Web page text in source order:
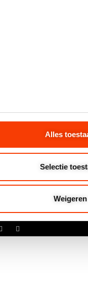
Alles
Selectie
Weigeren